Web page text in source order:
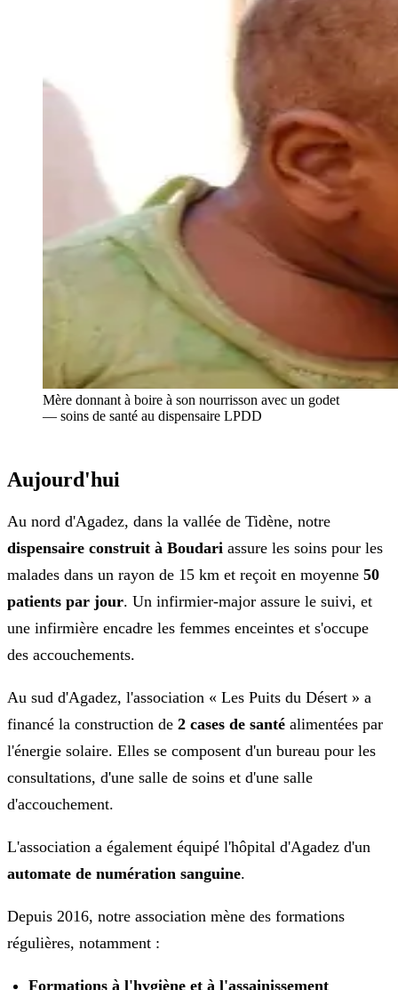
Mère donnant à boire à son nourrisson avec un godet
— soins de santé au dispensaire LPDD
Aujourd'hui
Au nord d'Agadez, dans la vallée de Tidène, notre
dispensaire construit à Boudari assure les soins pour les
malades dans un rayon de 15 km et reçoit en moyenne 50
patients par jour. Un infirmier-major assure le suivi, et
une infirmière encadre les femmes enceintes et s'occupe
des accouchements.
Au sud d'Agadez, l'association « Les Puits du Désert » a
financé la construction de 2 cases de santé alimentées par
l'énergie solaire. Elles se composent d'un bureau pour les
consultations, d'une salle de soins et d'une salle
d'accouchement.
L'association a également équipé l'hôpital d'Agadez d'un
automate de numération sanguine.
Depuis 2016, notre association mène des formations
régulières, notamment :
Formations à l'hygiène et à l'assainissement